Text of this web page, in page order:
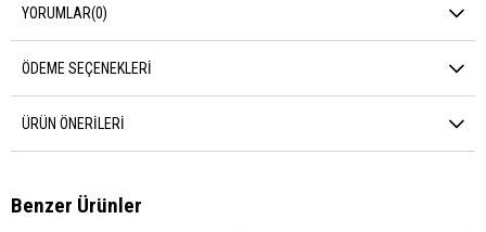
YORUMLAR(0)
ÖDEME SEÇENEKLERI
ÜRÜN ÖNERILERI
Benzer Ürünler